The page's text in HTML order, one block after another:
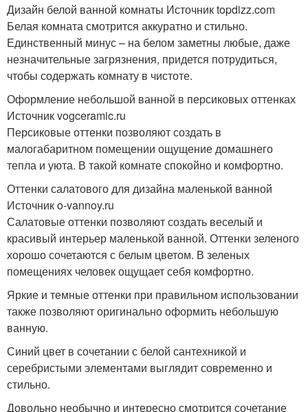
Дизайн белой ванной комнаты Источник topdizz.com
Белая комната смотрится аккуратно и стильно.
Единственный минус – на белом заметны любые, даже
незначительные загрязнения, придется потрудиться,
чтобы содержать комнату в чистоте.
Оформление небольшой ванной в персиковых оттенках
Источник vogceramic.ru
Персиковые оттенки позволяют создать в
малогабаритном помещении ощущение домашнего
тепла и уюта. В такой комнате спокойно и комфортно.
Оттенки салатового для дизайна маленькой ванной
Источник o-vannoy.ru
Салатовые оттенки позволяют создать веселый и
красивый интерьер маленькой ванной. Оттенки зеленого
хорошо сочетаются с белым цветом. В зеленых
помещениях человек ощущает себя комфортно.
Яркие и темные оттенки при правильном использовании
также позволяют оригинально оформить небольшую
ванную.
Синий цвет в сочетании с белой сантехникой и
серебристыми элементами выглядит современно и
стильно.
Довольно необычно и интересно смотрится сочетание